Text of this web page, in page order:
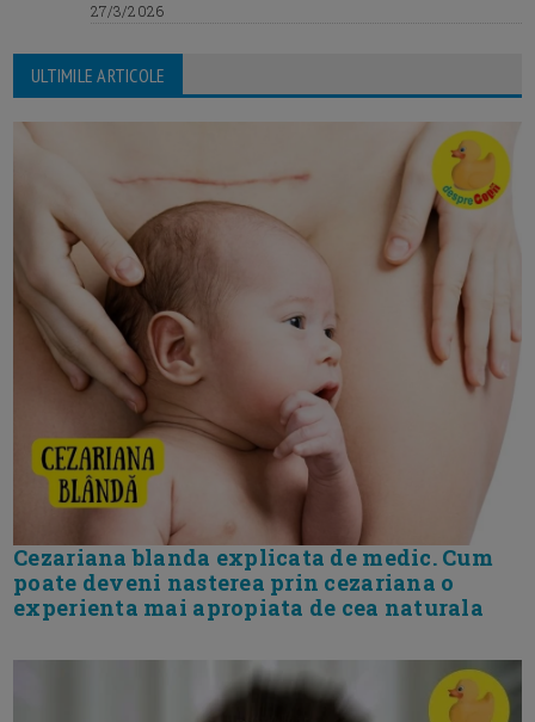
27/3/2026
ULTIMILE ARTICOLE
Cezariana blanda explicata de medic. Cum
poate deveni nasterea prin cezariana o
experienta mai apropiata de cea naturala